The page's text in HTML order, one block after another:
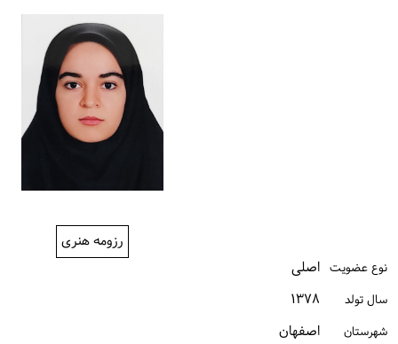
رزومه هنری
نوع عضویت اصلی
سال تولد ۱۳۷۸
شهرستان اصفهان